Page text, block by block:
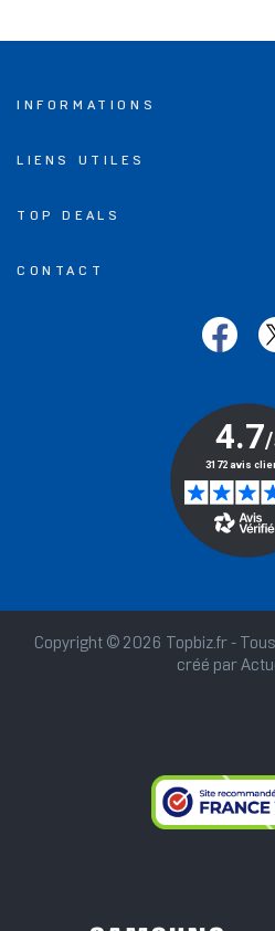
INFORMATIONS
LIENS UTILES
TOP DEALS
CONTACT
Copyright © 2026 Topbiz.fr -
créé par